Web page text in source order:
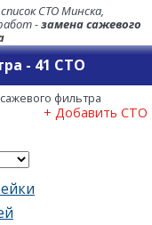
СТО Минска,
-замена сажевого
- 41 СТО
фильтра
+ Добавить СТО